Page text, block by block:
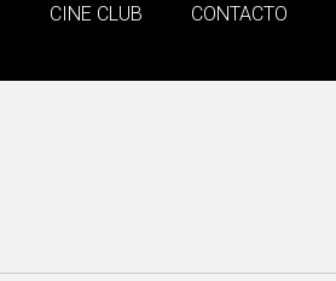
CINE CLUB CONTACTO